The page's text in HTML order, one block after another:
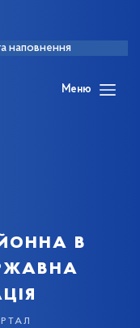
наповнення
Меню
в